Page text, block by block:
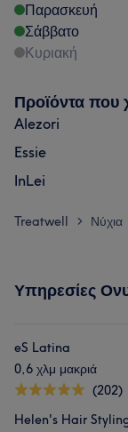
Παρασκευή
Σάββατο
Κυριακή
Προϊόντα που
Alezori
Essie
InLei
Treatwell > Νύχια
Υπηρεσίες
eS Latina
0,6 χλμ μακριά
(202)
Helen's Hair